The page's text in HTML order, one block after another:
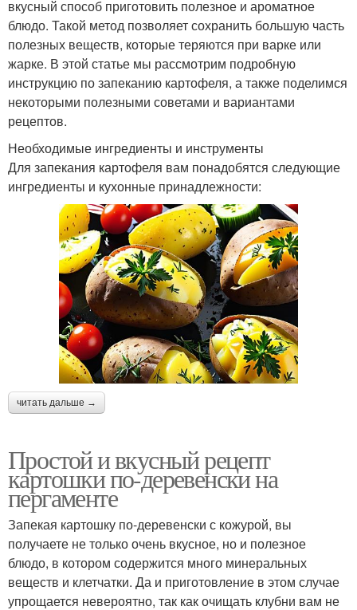
вкусный способ приготовить полезное и ароматное
блюдо. Такой метод позволяет сохранить большую часть
полезных веществ, которые теряются при варке или
жарке. В этой статье мы рассмотрим подробную
инструкцию по запеканию картофеля, а также поделимся
некоторыми полезными советами и вариантами
рецептов.
Необходимые ингредиенты и инструменты
Для запекания картофеля вам понадобятся следующие
ингредиенты и кухонные принадлежности:
читать дальше →
Простой и вкусный рецепт
картошки по-деревенски на
пергаменте
Запекая картошку по-деревенски с кожурой, вы
получаете не только очень вкусное, но и полезное
блюдо, в котором содержится много минеральных
веществ и клетчатки. Да и приготовление в этом случае
упрощается невероятно, так как очищать клубни вам не